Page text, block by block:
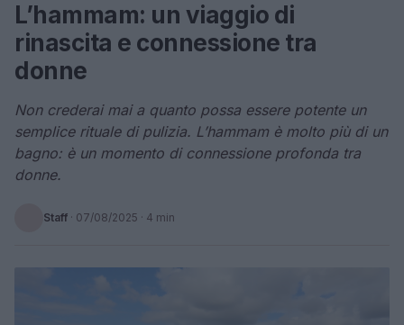
L’hammam: un viaggio di
rinascita e connessione tra
donne
Non crederai mai a quanto possa essere potente un
semplice rituale di pulizia. L’hammam è molto più di un
bagno: è un momento di connessione profonda tra
donne.
Staff · 07/08/2025 · 4 min